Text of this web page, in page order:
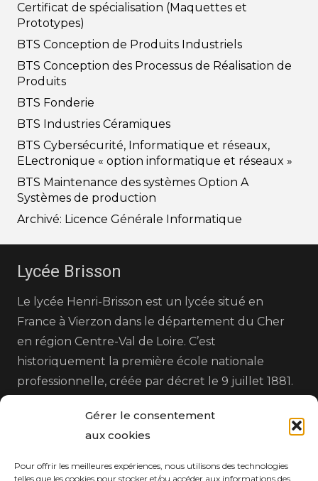
Gérer le consentement
aux cookies
Pour offrir les meilleures expériences, nous utilisons des technologies
telles que les cookies pour stocker et/ou accéder aux informations des
Certificat de spécialisation (Maquettes et
Prototypes)
BTS Conception de Produits Industriels
BTS Conception des Processus de Réalisation de
Produits
BTS Fonderie
BTS Industries Céramiques
BTS Cybersécurité, Informatique et réseaux,
ELectronique « option informatique et réseaux »
BTS Maintenance des systèmes Option A
Systèmes de production
Archivé: Licence Générale Informatique
Lycée Brisson
Le lycée Henri-Brisson est un lycée situé en
France à Vierzon dans le département du Cher
en région Centre-Val de Loire. C’est
historiquement la première école nationale
professionnelle, créée par décret le 9 juillet 1881.